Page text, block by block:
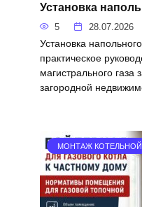
Установка
5 28.07.2026
Установка
практическое
магистрального газа
загородной
МОНТАЖ КОТЕЛЬНОЙ